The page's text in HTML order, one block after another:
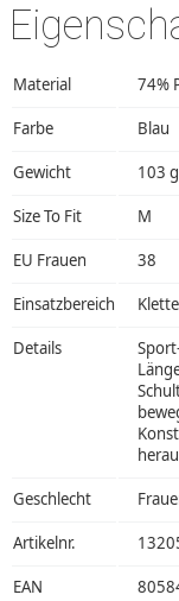
Material 74%
Farbe Blau
Gewicht 103
Size To Fit M
EU Frauen 38
Einsatzbereich
Details
Geschlecht
Artikelnr.
EAN